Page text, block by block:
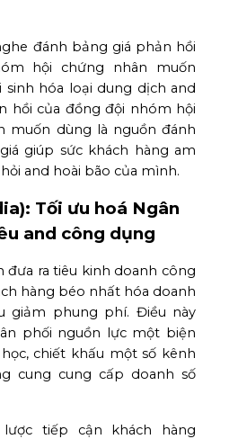
đánh bảng giá phản hồi
hội chứng nhân muốn
sinh hóa loại dung dịch and
hồi của đồng đội nhóm hội
muốn dùng là nguồn đánh
giúp sức khách hàng am
and hoài bão của mình.
Tối ưu hoá Ngân
and công dụng
đưa ra tiêu kinh doanh công
hàng béo nhất hóa doanh
giảm phung phí. Điều này
phối nguồn lực một biện
chiết khấu một số kênh
cung cung cấp doanh số
tiếp cận khách hàng